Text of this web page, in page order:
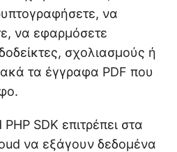
να
να εφαρμόσετε
σχολιασμούς ή
τα έγγραφα PDF που
SDK επιτρέπει στα
να εξάγουν δεδομένα